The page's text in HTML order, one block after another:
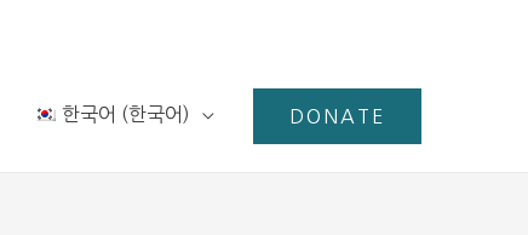
한국어 (한국어 ) DONATE